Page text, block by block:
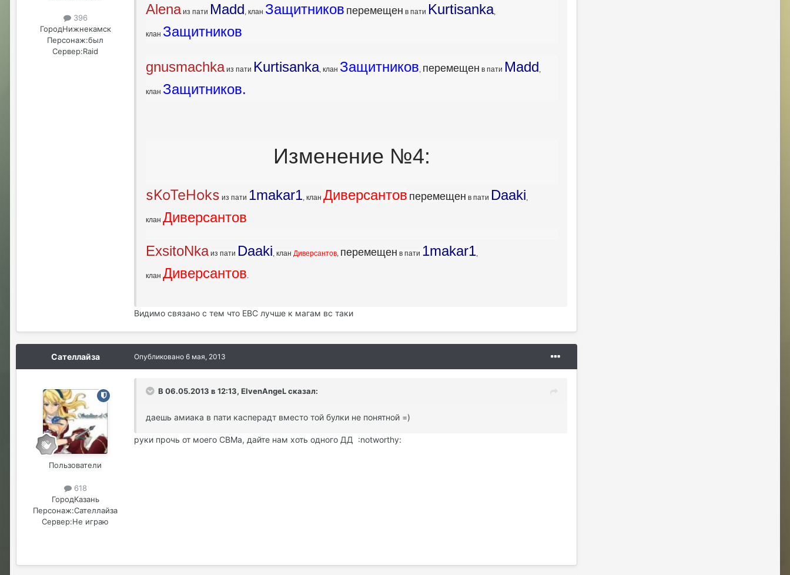
396
ГородНижнекамск
Персонаж:был
Сервер:Raid
Alenaиз пати Madd, клан Защитников перемещен в пати Kurtisanka,
клан Защитников
gnusmachkaиз пати Kurtisanka, клан Защитников, перемещен в пати Madd,
клан Защитников.
Изменение №4:
sKoTeHoks из пати 1makar1, клан Диверсантов перемещен в пати Daaki,
клан Диверсантов
ExsitoNka из пати Daaki, клан Диверсантов, перемещен в пати 1makar1,
клан Диверсантов.
Видимо связано с тем что ЕВС лучше к магам вс таки
Сателлайза
Пользователи
618
ГородКазань
Персонаж:Сателлайза
Сервер:Не играю
Опубликовано 6 мая, 2013
В 06.05.2013 в 12:13, ElvenAngeL сказал:
даешь амиака в пати касперадт вместо той булки не понятной =)
руки прочь от моего СВМа, дайте нам хоть одного ДД :notworthy: